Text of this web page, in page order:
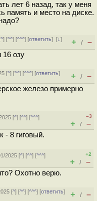
лет 6 назад, так у меня
память и место на диске.
^] [^^] [^^^] [ответить][↓]
+ / –
16 озу
[^] [^^] [^^^] [ответить]
+ / –
железо примерно
[^] [^^] [^^^]
–3
+ / –
- 8 гиговый.
2025 [^] [^^] [^^^]
+2
+ / –
Охотно верю.
[^] [^^] [^^^] [ответить]
+ / –